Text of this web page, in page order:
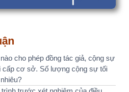
đây
EMAIL:…
Mình sẽ kiểm…